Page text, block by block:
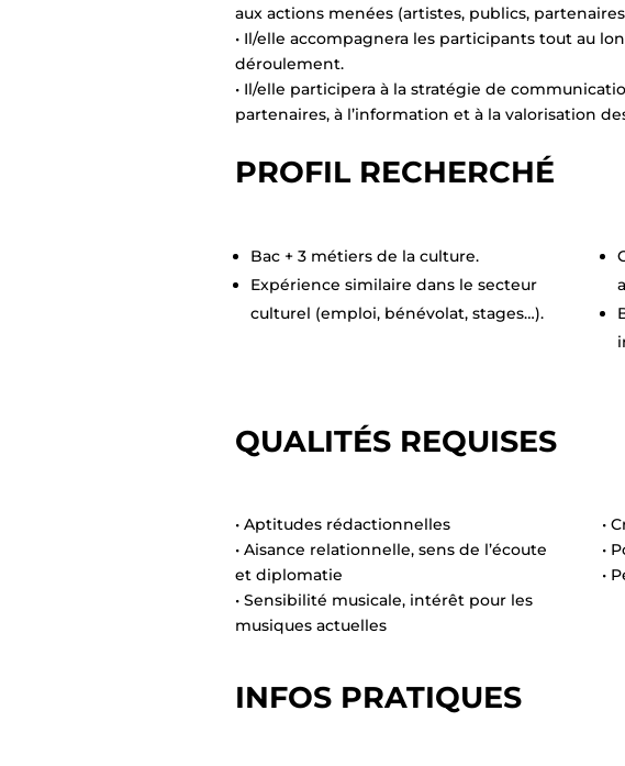
aux actions menées (artistes, publics,
• Il/elle accompagnera les participants tout au
déroulement.
• Il/elle participera à la stratégie de
partenaires, à l’information et à la valorisation
PROFIL RECHERCHÉ
Bac + 3 métiers de la culture.
Expérience similaire dans le secteur
culturel (emploi, bénévolat, stages…).
QUALITÉS REQUISES
• Aptitudes rédactionnelles
• Aisance relationnelle, sens de l’écoute
et diplomatie
• Sensibilité musicale, intérêt pour les
musiques actuelles
•
•
•
INFOS PRATIQUES